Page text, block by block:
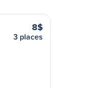
8$
3 places